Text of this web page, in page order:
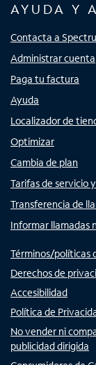
AYUDA Y
Contacta a
Administrar cuenta
Paga tu factura
Ayuda
Localizador de
Optimizar
Cambia de plan
Tarifas de servicio
Transferencia de
Informar llamadas
Términos/políticas
Derechos de
Accesibilidad
Política de
No vender ni
publicidad dirigida